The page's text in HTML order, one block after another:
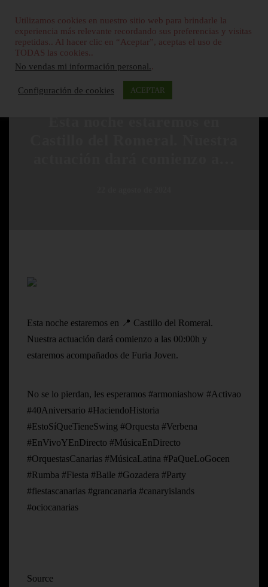
SIN CATEGORÍA
Esta noche estaremos en 📍 Castillo del Romeral.
Nuestra actuación dará comienzo a las 00:00h y
estaremos acompañados de Furia Joven.
No se lo pierdan, les esperamos #armoniashow #Activao
#40Aniversario #HaciendoHistoria
#EstoSíQueTieneSwing #Orquesta #Verbena
#EnVivoYEnDirecto #MúsicaEnDirecto
#OrquestasCanarias #MúsicaLatina #PaQueLoGocen
#Rumba #Fiesta #Baile #Gozadera #Party
#fiestascanarias #grancanaria #canaryislands
#ociocanarias
Source
Utilizamos cookies en nuestro sitio web para brindarle la
experiencia más relevante recordando sus preferencias y visitas
repetidas.. Al hacer clic en “Aceptar”, aceptas el uso de
TODAS las cookies..
No vendas mi información personal..
Configuración de cookies ACEPTAR